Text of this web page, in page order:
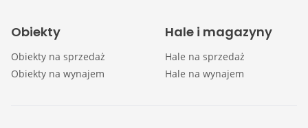
Obiekty
Obiekty na sprzedaż
Obiekty na wynajem
Hale i magazyny
Hale na sprzedaż
Hale na wynajem